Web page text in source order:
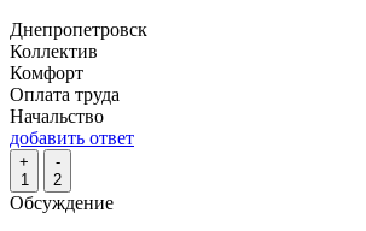
Днепропетровск
Коллектив
Комфорт
Оплата труда
Начальство
добавить ответ
+
1
-
2
Обсуждение